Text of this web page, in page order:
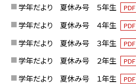
学年だより 夏休み号 ５年生
PDF
学年だより 夏休み号 ４年生
PDF
学年だより 夏休み号 ３年生
PDF
学年だより 夏休み号 ２年生
PDF
学年だより 夏休み号 １年生
PDF